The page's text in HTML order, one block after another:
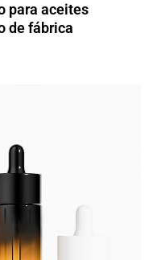
para aceites
de fábrica